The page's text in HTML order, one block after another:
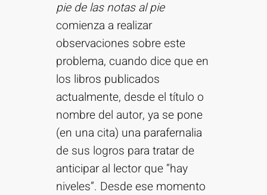
pie de las notas al pie
comienza a realizar
observaciones sobre este
problema, cuando dice que en
los libros publicados
actualmente, desde el título o
nombre del autor, ya se pone
(en una cita) una parafernalia
de sus logros para tratar de
anticipar al lector que “hay
niveles”. Desde ese momento